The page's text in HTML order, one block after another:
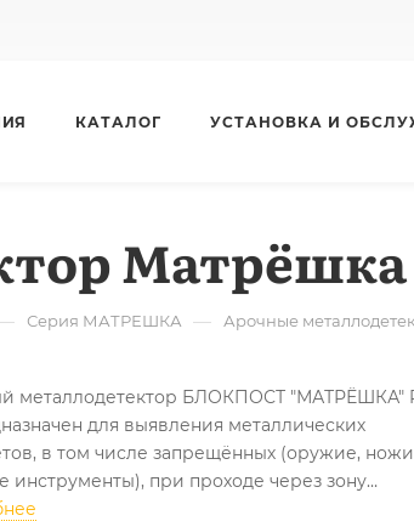
КАТАЛОГ УСТАНОВКА И
Матрёшка
Серия МАТРЕШКА — Арочные
металлодетектор БЛОКПОСТ "МАТРЁШКА"
для выявления металлических
в том числе запрещённых (оружие,
инструменты), при проходе через зону